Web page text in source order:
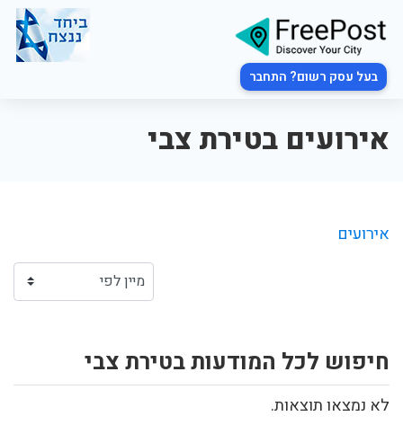
בעל עסק רשום? התחבר
אירועים בטירת צבי
אירועים
חיפוש לכל המודעות בטירת צבי
לא נמצאו תוצאות.